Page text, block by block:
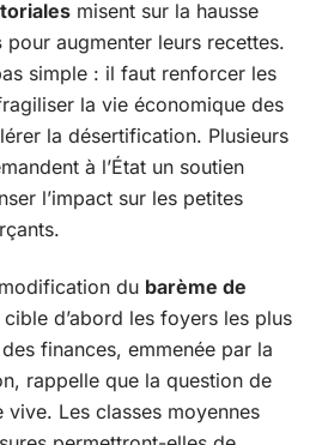
misent sur la hausse
pour augmenter leurs recettes.
simple : il faut renforcer les
la vie économique des
la désertification. Plusieurs
à l’État un soutien
l’impact sur les petites
du barème de
cible d’abord les foyers les plus
finances, emmenée par la
rappelle que la question de
vive. Les classes moyennes